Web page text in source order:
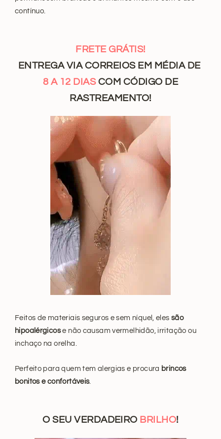
contínuo.
FRETE GRÁTIS!
ENTREGA VIA CORREIOS EM MÉDIA DE
8 A 12 DIAS COM CÓDIGO DE
RASTREAMENTO!
Feitos de materiais seguros e sem níquel, eles são
hipoalérgicose não causam vermelhidão, irritação ou
inchaço na orelha.
Perfeito para quem tem alergias e procura brincos
bonitos e confortáveis.
O SEU VERDADEIRO BRILHO!